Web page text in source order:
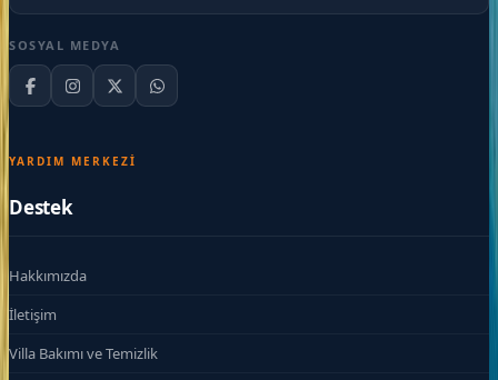
SOSYAL MEDYA
YARDIM MERKEZI
Destek
Hakkımızda
İletişim
Villa Bakımı ve Temizlik